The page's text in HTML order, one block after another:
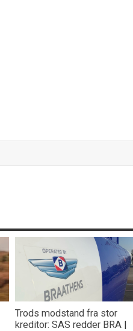
Trods modstand fra stor
kreditor: SAS redder BRA |